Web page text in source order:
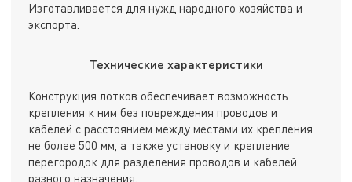
Изготавливается для нужд народного хозяйства и
экспорта.
Технические характеристики
Конструкция лотков обеспечивает возможность
крепления к ним без повреждения проводов и
кабелей с расстоянием между местами их крепления
не более 500 мм, а также установку и крепление
перегородок для разделения проводов и кабелей
разного назначения.